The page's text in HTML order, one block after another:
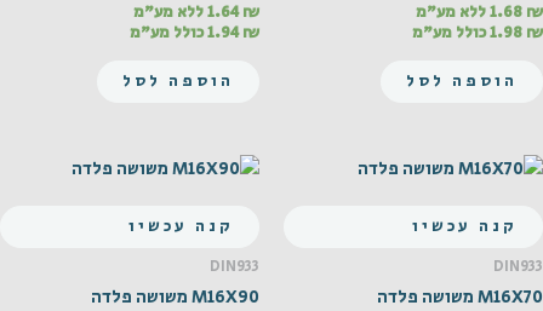
דורג
מתוך
1.68 ₪
ללא מע"מ
1.98 ₪ כולל מע"מ
הוספה לסל
דורג
מתוך
1.64₪
ללא מע"מ
1.94₪ כולל מע"מ
הוספה לסל
קנה עכשיו
DIN933
M16X70 משושה פלדה
קנה עכשיו
DIN933
M16X90 משושה פלדה